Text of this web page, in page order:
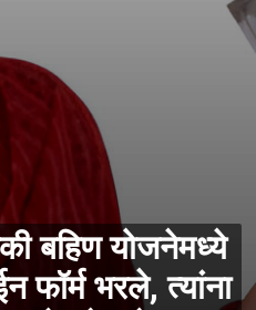
बहिण योजनेमध्ये
भरले, त्यांना